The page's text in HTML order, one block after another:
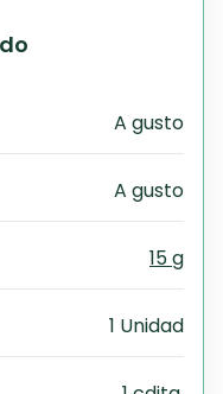
A gusto
A gusto
15 g
1 Unidad